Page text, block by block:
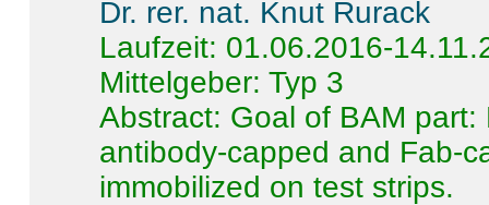
Dr. rer. nat. Knut Rurack
Laufzeit: 01.06.2016-
Mittelgeber: Typ 3
Abstract: Goal of BAM
antibody-capped and Fab-
immobilized on test strips.